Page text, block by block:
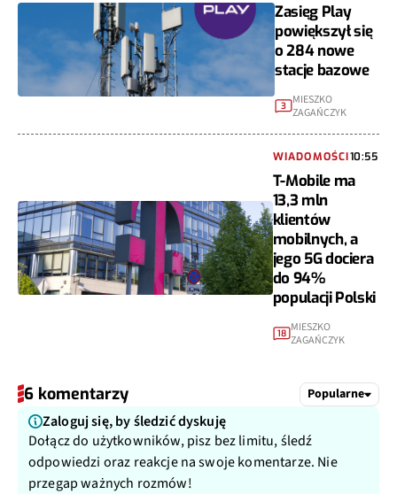
Zasięg Play
powiększył się
o 284 nowe
stacje bazowe
3
MIESZKO
ZAGAŃCZYK
WIADOMOŚCI10:55
T-Mobile ma
13,3 mln
klientów
mobilnych, a
jego 5G dociera
do 94%
populacji Polski
18 MIESZKO
ZAGAŃCZYK
6 komentarzy Popularne
Zaloguj się, by śledzić dyskuję
Dołącz do użytkowników, pisz bez limitu, śledź
odpowiedzi oraz reakcje na swoje komentarze. Nie
przegap ważnych rozmów!